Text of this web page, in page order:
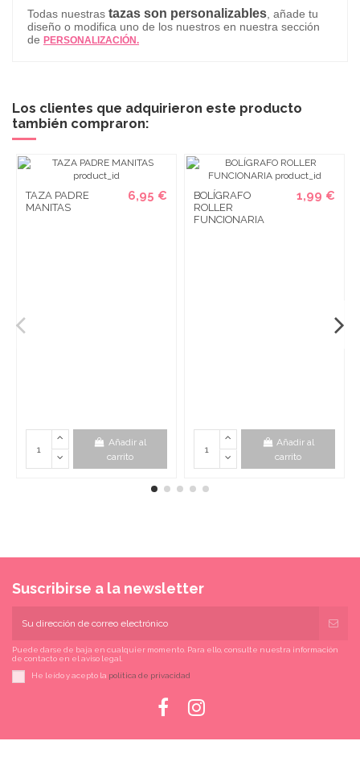
Todas nuestras tazas son personalizables , añade tu
diseño o modifica uno de los nuestros en nuestra sección
de PERSONALIZACIÓN.
Los clientes que adquirieron este producto
también compraron:
TAZA PADRE
MANITAS
6,95 €
Añadir al
carrito
BOLÍGRAFO
ROLLER
FUNCIONARIA
1,99 €
Añadir al
carrito
Suscribirse a la newsletter
Puede darse de baja en cualquier momento. Para ello, consulte nuestra información
de contacto en el aviso legal.
He leído y acepto la política de privacidad